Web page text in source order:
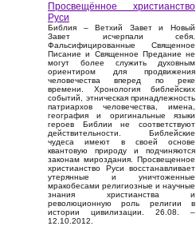
Просвещённое христианство
Руси
Библия – Ветхий Завет и Новый
Завет исчерпали себя.
Фальсифицированные Священное
Писание и Священное Предание не
могут более служить духовным
ориентиром для продвижения
человечества вперед по реке
времени. Хронология библейских
событий, этническая принадлежность
патриархов человечества, имена,
география и оригинальные языки
героев Библии не соответствуют
действительности. Библейские
чудеса имеют в своей основе
квантовую природу и подчиняются
законам мироздания. Просвещенное
христианство Руси восстанавливает
утерянные и уничтоженные
мракобесами религиозные и научные
знания христианства и
революционную роль религии в
истории цивилизации. 26.08. –
12.10.2012.